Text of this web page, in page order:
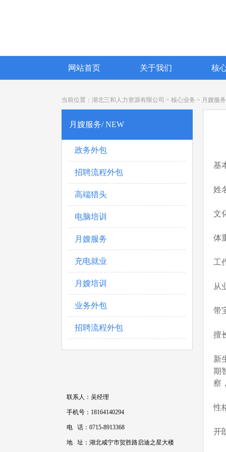
网站首页 关于我们 核
当前位置： 湖北三和人力资源有限公司 > 核心业务 > 月嫂服务
月嫂服务/ NEW
政务外包
招聘流程外包
高端猎头
电脑培训
月嫂服务
充电就业
月嫂培训
业务外包
招聘流程外包
联系人：吴经理
手机号：18164140294
电 话：0715-8913368
地 址：湖北咸宁市贺胜路启迪之星大楼
基
姓
体
工
从
带
擅
新
期
察
性
开